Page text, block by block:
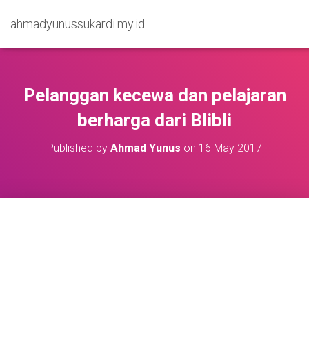
ahmadyunussukardi.my.id
Pelanggan kecewa dan pelajaran
berharga dari Blibli
Published by Ahmad Yunus on 16 May 2017